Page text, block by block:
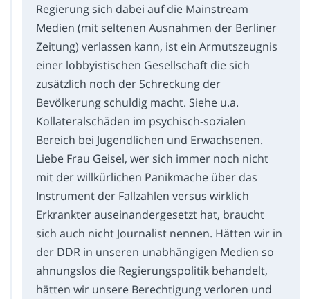
Regierung sich dabei auf die Mainstream
Medien (mit seltenen Ausnahmen der Berliner
Zeitung) verlassen kann, ist ein Armutszeugnis
einer lobbyistischen Gesellschaft die sich
zusätzlich noch der Schreckung der
Bevölkerung schuldig macht. Siehe u.a.
Kollateralschäden im psychisch-sozialen
Bereich bei Jugendlichen und Erwachsenen.
Liebe Frau Geisel, wer sich immer noch nicht
mit der willkürlichen Panikmache über das
Instrument der Fallzahlen versus wirklich
Erkrankter auseinandergesetzt hat, braucht
sich auch nicht Journalist nennen. Hätten wir in
der DDR in unseren unabhängigen Medien so
ahnungslos die Regierungspolitik behandelt,
hätten wir unsere Berechtigung verloren und